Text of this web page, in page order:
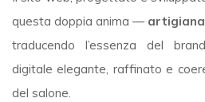
questa doppia anima —
traducendo l’essenza del
digitale elegante, raffinato e
del salone.